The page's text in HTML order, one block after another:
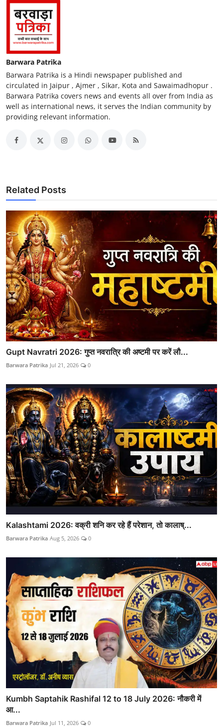
Barwara Patrika
Barwara Patrika is a Hindi newspaper published and
circulated in Jaipur , Ajmer , Sikar, Kota and Sawaimadhopur .
Barwara Patrika covers news and events all over from India as
well as international news, it serves the Indian community by
providing relevant information.
Related Posts
Gupt Navratri 2026: गुप्त नवरात्रि की अष्टमी पर करें लौ...
Barwara Patrika Jul 21, 2026 0
Kalashtami 2026: वक्री शनि कर रहे हैं परेशान, तो कालाष्...
Barwara Patrika Aug 5, 2026 0
Kumbh Saptahik Rashifal 12 to 18 July 2026: नौकरी में
आ...
Barwara Patrika Jul 11, 2026 0